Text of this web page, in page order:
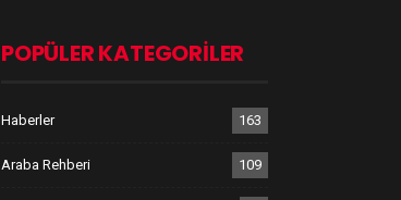
POPÜLER KATEGORILER
Haberler 163
Araba Rehberi 109